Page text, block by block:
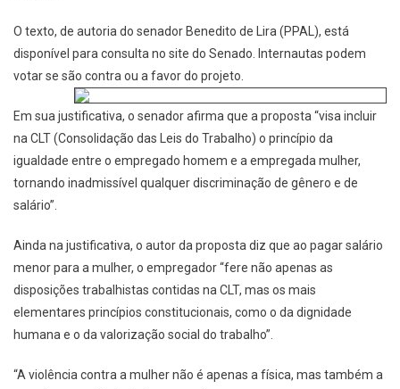
O texto, de autoria do senador Benedito de Lira (PP­AL), está
disponível para consulta no site do Senado. Internautas podem
votar se são contra ou a favor do projeto.
Em sua justificativa, o senador afirma que a proposta “visa incluir
na CLT (Consolidação das Leis do Trabalho) o princípio da
igualdade entre o empregado homem e a empregada mulher,
tornando inadmissível qualquer discriminação de gênero e de
salário”.
Ainda na justificativa, o autor da proposta diz que ao pagar salário
menor para a mulher, o empregador “fere não apenas as
disposições trabalhistas contidas na CLT, mas os mais
elementares princípios constitucionais, como o da dignidade
humana e o da valorização social do trabalho”.
“A violência contra a mulher não é apenas a física, mas também a